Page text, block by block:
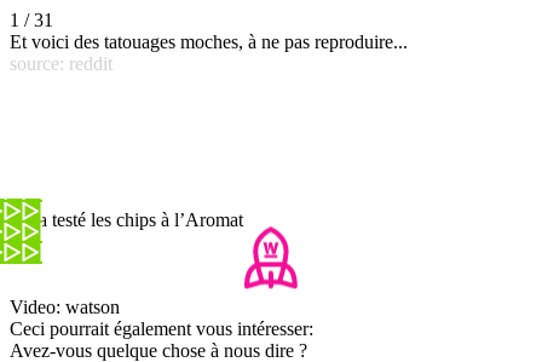
1 / 31
Et voici des tatouages moches, à ne pas reproduire...
source: reddit
On a testé les chips à l’Aromat
Video: watson
Ceci pourrait également vous intéresser:
Avez-vous quelque chose à nous dire ?